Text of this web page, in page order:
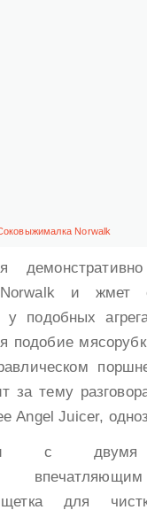
Norwalk
и жмет
подобных
подобие
за тему
Angel Juicer,
с
щетка для